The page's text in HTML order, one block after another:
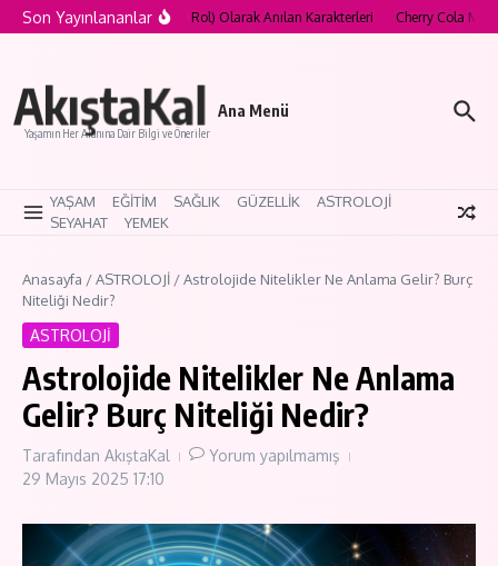
İçeriğe atla
Son Yayınlananlar
“Curse Role” (Lanetli Rol) Olarak Anılan Karakterleri Cherry Cola
AkıştaKal
Yaşamın Her Alanına Dair Bilgi ve Öneriler
Ana Menü
YAŞAM EĞİTİM SAĞLIK GÜZELLİK
ASTROLOJİ
SEYAHAT
YEMEK
Anasayfa /ASTROLOJİ /Astrolojide Nitelikler Ne Anlama Gelir? Burç
Niteliği Nedir?
ASTROLOJİ
Astrolojide Nitelikler Ne Anlama
Gelir? Burç Niteliği Nedir?
Tarafından AkıştaKal
Yorum yapılmamış
29 Mayıs 2025 17:10